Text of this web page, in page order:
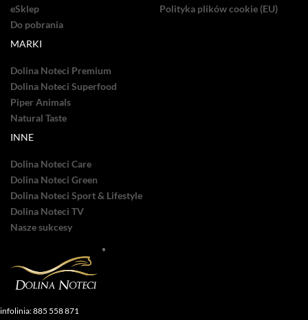
eSklep
Do pobrania
Polityka plików cookie (EU)
MARKI
Dolina Noteci Premium
Dolina Noteci Superfood
Piper Animals
Natural Taste
INNE
Dolina Noteci Care
Dolina Noteci Green
Dolina Noteci Sport & Lifestyle
Dolina Noteci TV
Nasze sukcesy
infolinia: 885 558 871